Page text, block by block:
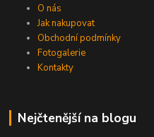
O nás
Jak nakupovat
Obchodní podmínky
Fotogalerie
Kontakty
Nejčtenější na blogu